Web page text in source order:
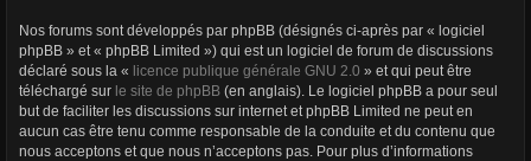
Nos forums sont développés par phpBB (désignés ci-après par « logiciel
phpBB » et « phpBB Limited ») qui est un logiciel de forum de discussions
déclaré sous la « licence publique générale GNU 2.0 » et qui peut être
téléchargé sur le site de phpBB (en anglais). Le logiciel phpBB a pour seul
but de faciliter les discussions sur internet et phpBB Limited ne peut en
aucun cas être tenu comme responsable de la conduite et du contenu que
nous acceptons et que nous n’acceptons pas. Pour plus d’informations